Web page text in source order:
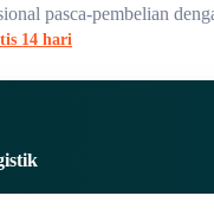
pasca-pembelian
14 hari